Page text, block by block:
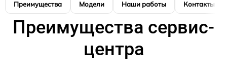
Преимущества Модели Наши работы Контакты
Преимущества сервис-
центра